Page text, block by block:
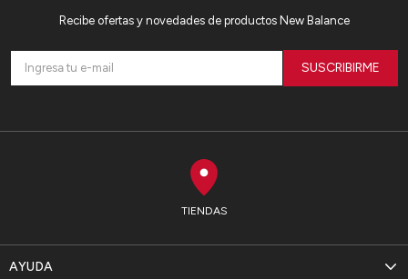
TIENDAS
AYUDA
Recibe ofertas y novedades de productos New Balance
SUSCRIBIRME